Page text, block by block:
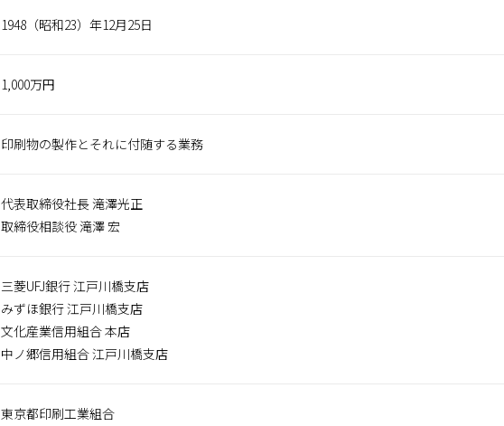
1948（昭和23）年12月25日
1,000万円
印刷物の製作とそれに付随する業務
代表取締役社長 滝澤光正
取締役相談役 滝澤 宏
三菱UFJ銀行 江戸川橋支店
みずほ銀行 江戸川橋支店
文化産業信用組合 本店
中ノ郷信用組合 江戸川橋支店
東京都印刷工業組合